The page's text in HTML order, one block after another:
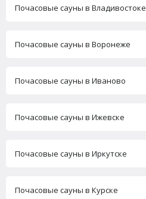
Почасовые сауны в Владивостоке
Почасовые сауны в Воронеже
Почасовые сауны в Иваново
Почасовые сауны в Ижевске
Почасовые сауны в Иркутске
Почасовые сауны в Курске